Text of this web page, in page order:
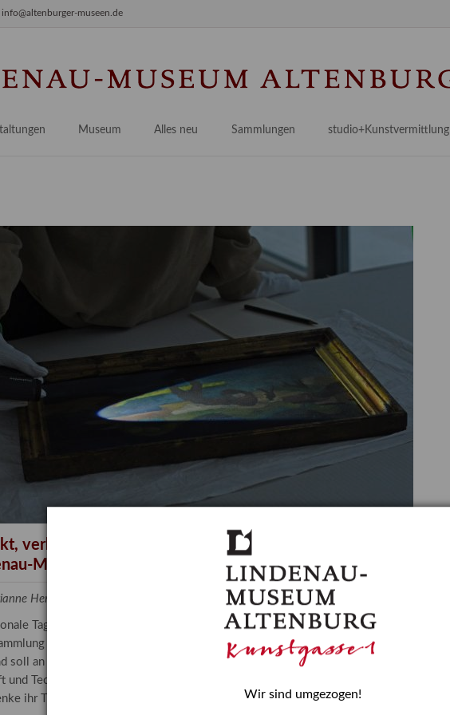
info@altenburger-museen.de
Museum
Praktikum / Praxisprojekt
Bestandskataloge & Editionen
Gesamtverzeichnis
Kalender
Alles neu
Provenienzforschung
Kulturelle Vermittlung
Länderübergreifende kulturtouristische Ziele
Sammlungen
Malerei 17.–19. Jh.
Deutsche Malerei 20./21. Jh.
Grafische Sammlung
Kunstbibliothek
Restaurierung
Forschung
studio+Kunstvermittlung
Angebote für Erwachsene
Angebote für Kitas
verkauft, vergessen? – Kunstdetektivinnen im Dienste
Museums
Henke, Provenienzforscherin am Lindenau-Museum Altenburg
Tag der Frauen und Mädchen in der Wissenschaft wurde 2015 in der
der Vereinten Nationen beschlossen. Er wird jährlich am 11. Februar
soll an die entscheidende Rolle erinnern, die Mädchen und Frauen in
und Technologie spielen. In ihrem Blogbeitrag stellt Provenienzforscherin
ihr Tätigkeitsfeld vor.
Wir sind umgezogen!